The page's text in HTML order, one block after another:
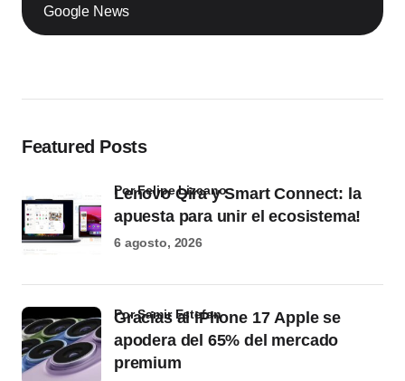
Google News
Featured Posts
Lenovo Qira y Smart Connect: la
apuesta para unir el ecosistema!
por Felipe Lizcano
6 agosto, 2026
Gracias al iPhone 17 Apple se
apodera del 65% del mercado
premium
por Samir Estefan